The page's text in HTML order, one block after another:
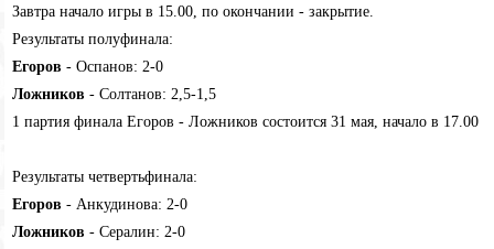
Завтра начало игры в 15.00, по окончании - закрытие.
Результаты полуфинала:
Егоров - Оспанов: 2-0
Ложников - Солтанов: 2,5-1,5
1 партия финала Егоров - Ложников состоится 31 мая, начало в 17.00
Результаты четвертьфинала:
Егоров - Анкудинова: 2-0
Ложников - Сералин: 2-0